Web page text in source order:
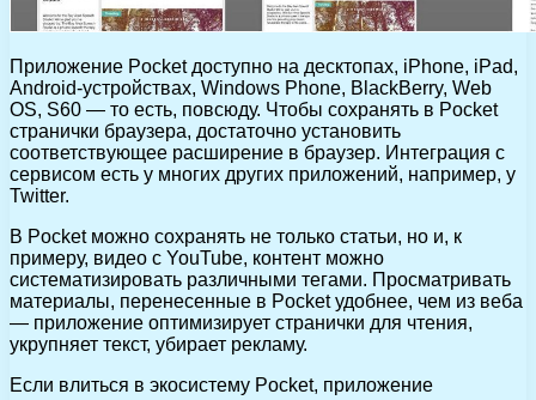
Приложение Pocket доступно на десктопах, iPhone, iPad,
Android-устройствах, Windows Phone, BlackBerry, Web
OS, S60 — то есть, повсюду. Чтобы сохранять в Pocket
странички браузера, достаточно установить
соответствующее расширение в браузер. Интеграция с
сервисом есть у многих других приложений, например, у
Twitter.
В Pocket можно сохранять не только статьи, но и, к
примеру, видео с YouTube, контент можно
систематизировать различными тегами. Просматривать
материалы, перенесенные в Pocket удобнее, чем из веба
— приложение оптимизирует странички для чтения,
укрупняет текст, убирает рекламу.
Если влиться в экосистему Pocket, приложение